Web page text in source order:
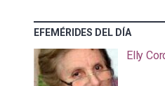
EFEMÉRIDES DEL DÍA
Elly